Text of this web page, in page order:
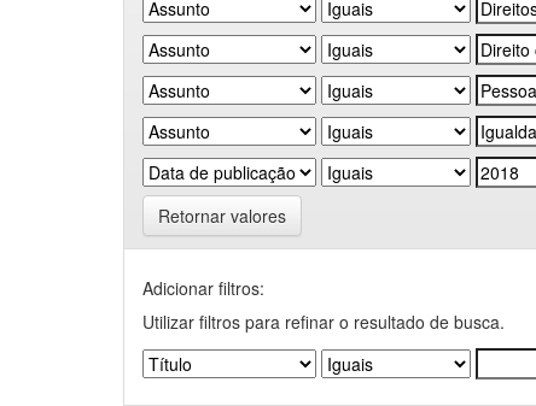
Retornar valores
Adicionar filtros:
Utilizar filtros para refinar o resultado de busca.